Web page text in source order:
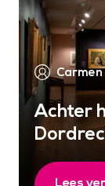
Achter
Lees